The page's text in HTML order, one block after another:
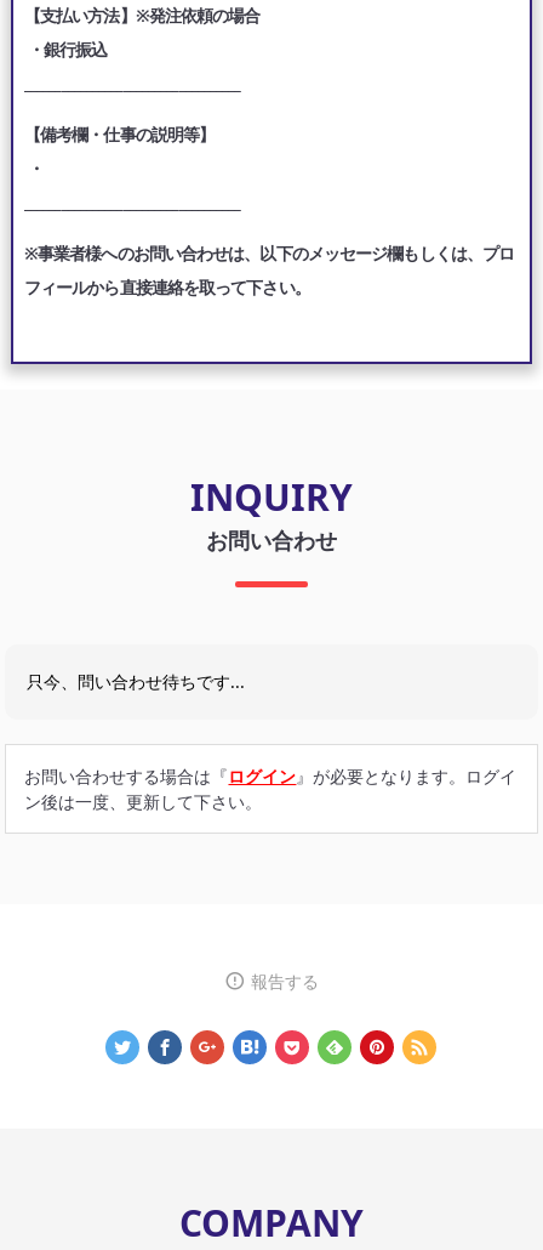
【支払い方法】※発注依頼の場合
・銀行振込
【備考欄・仕事の説明等】
・
※事業者様へのお問い合わせは、以下のメッセージ欄もしくは、プロ
フィールから直接連絡を取って下さい。
INQUIRY
お問い合わせ
只今、問い合わせ待ちです...
お問い合わせする場合は『ログイン』が必要となります。ログイ
ン後は一度、更新して下さい。
報告する
COMPANY